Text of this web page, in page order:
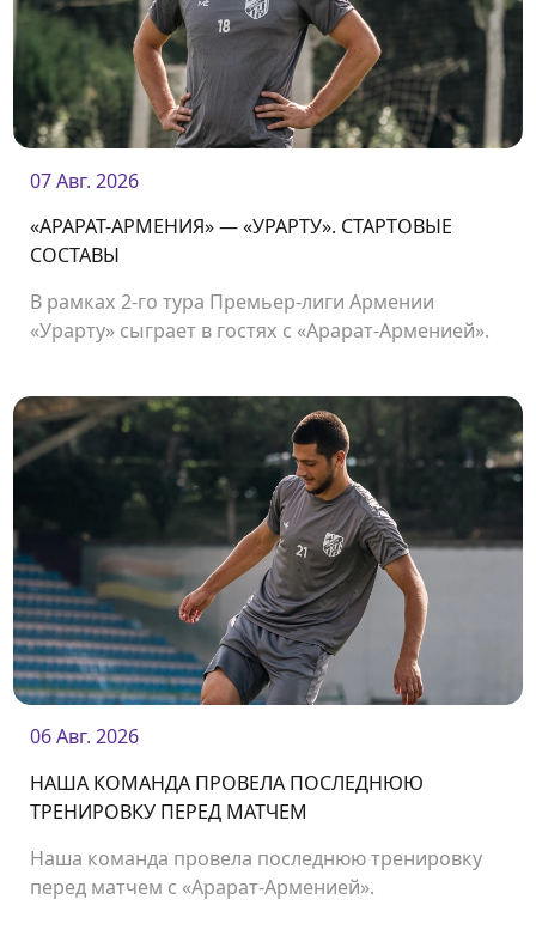
07 Авг. 2026
«АРАРАТ-АРМЕНИЯ» — «УРАРТУ». СТАРТОВЫЕ
СОСТАВЫ
В рамках 2-го тура Премьер-лиги Армении
«Урарту» сыграет в гостях с «Арарат-Арменией».
06 Авг. 2026
НАША КОМАНДА ПРОВЕЛА ПОСЛЕДНЮЮ
ТРЕНИРОВКУ ПЕРЕД МАТЧЕМ
Наша команда провела последнюю тренировку
перед матчем с «Арарат-Арменией».